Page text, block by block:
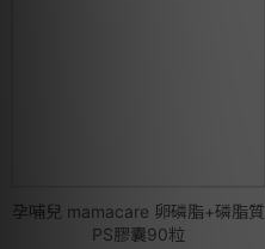
孕哺兒 mamacare 卵磷脂+磷脂質
PS膠囊90粒